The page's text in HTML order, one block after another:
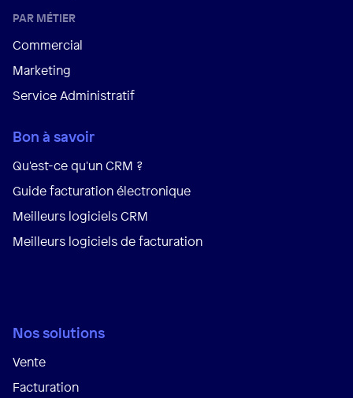
PAR MÉTIER
Commercial
Marketing
Service Administratif
Bon à savoir
Qu'est-ce qu'un CRM ?
Guide facturation électronique
Meilleurs logiciels CRM
Meilleurs logiciels de facturation
Nos solutions
Vente
Facturation